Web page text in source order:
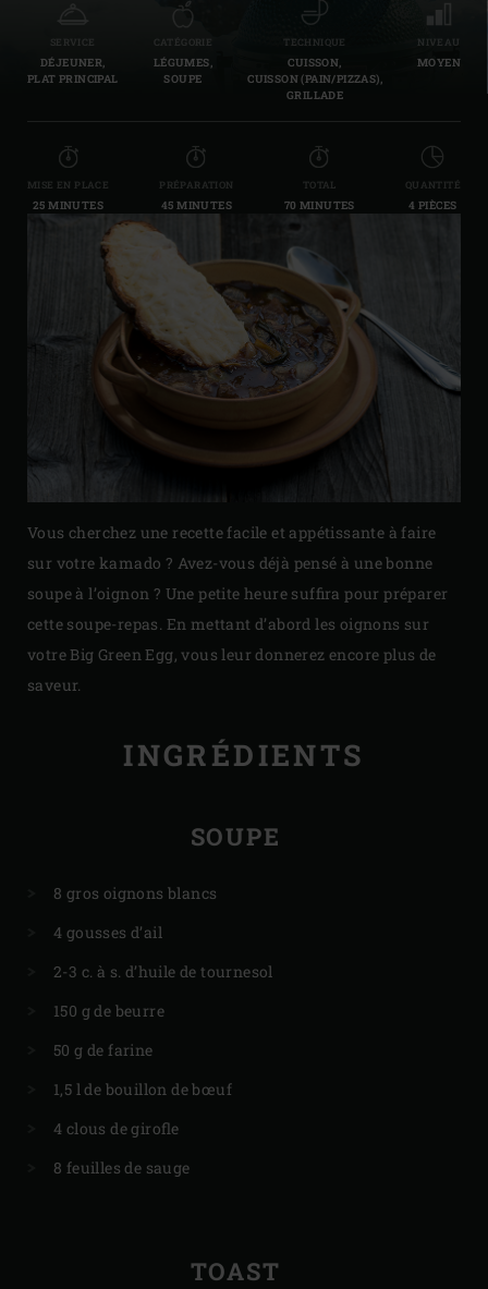
SERVICE
DÉJEUNER,
PLAT PRINCIPAL
CATÉGORIE
LÉGUMES,
SOUPE
TECHNIQUE
CUISSON,
CUISSON (PAIN/PIZZAS),
GRILLADE
NIVEAU
MOYEN
MISE EN PLACE
25 MINUTES
PRÉPARATION
45 MINUTES
TOTAL
70 MINUTES
QUANTITÉ
4 PIÈCES
Vous cherchez une recette facile et appétissante à faire
sur votre kamado ? Avez-vous déjà pensé à une bonne
soupe à l’oignon ? Une petite heure suffira pour préparer
cette soupe-repas. En mettant d’abord les oignons sur
votre Big Green Egg, vous leur donnerez encore plus de
saveur.
INGRÉDIENTS
SOUPE
8 gros oignons blancs
4 gousses d’ail
2-3 c. à s. d’huile de tournesol
150 g de beurre
50 g de farine
1,5 l de bouillon de bœuf
4 clous de girofle
8 feuilles de sauge
TOAST